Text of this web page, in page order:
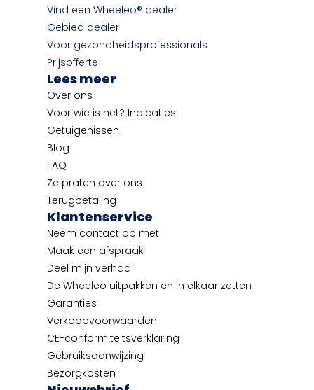
Vind een Wheeleo® dealer
Gebied dealer
Voor gezondheidsprofessionals
Prijsofferte
Lees meer
Over ons
Voor wie is het? Indicaties.
Getuigenissen
Blog
FAQ
Ze praten over ons
Terugbetaling
Klantenservice
Neem contact op met
Maak een afspraak
Deel mijn verhaal
De Wheeleo uitpakken en in elkaar zetten
Garanties
Verkoopvoorwaarden
CE-conformiteitsverklaring
Gebruiksaanwijzing
Bezorgkosten